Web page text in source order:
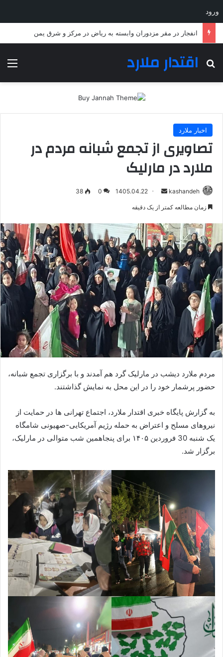
ورود
پیش‌بینی پاییز پر بارش در ایران؛ لطفا غافلگیر نشوید
اقتدار ملارد
جستجو برای
اخبار ملارد
تصاویری از تجمع شبانه مردم در
ملارد در مارلیک
kashandeh
ارسال1405.04.22
0
38
زمان مطالعه کمتر از یک دقیقه
مردم ملارد دیشب در مارلیک گرد هم آمدند و با برگزاری تجمع شبانه،
حضور پرشمار خود را در این محل به نمایش گذاشتند.
به گزارش پایگاه خبری اقتدار ملارد، اجتماع تهرانی ها در حمایت از
نیروهای مسلح و اعتراض به حمله رژیم آمریکایی-صهیونی شامگاه
یک شنبه 30 فروردین ۱۴۰۵ برای پنجاهمین شب متوالی در مارلیک،
برگزار شد.